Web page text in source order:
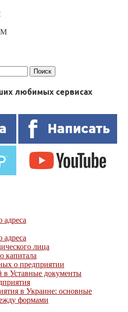
любимых сервисах
адреса
адреса
лица
капитала
о предприятии
в Уставные документы
в Украине: основные
формами